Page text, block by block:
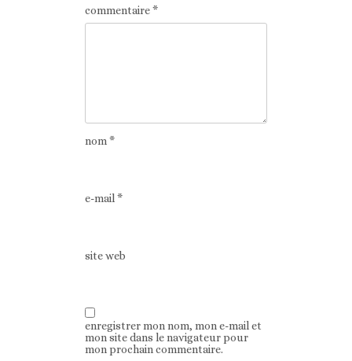
commentaire*
nom*
e-mail*
site web
enregistrer mon nom, mon e-mail et
mon site dans le navigateur pour
mon prochain commentaire.